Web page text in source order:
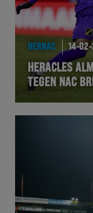
Heracles
BusinessClub
Foundation
HERNAC 14-
HERACLES
TEGEN NAC